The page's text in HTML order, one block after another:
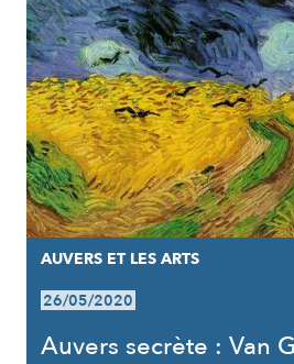
AUVERS ET LES ARTS
26/05/2020
Auvers secrète : Van